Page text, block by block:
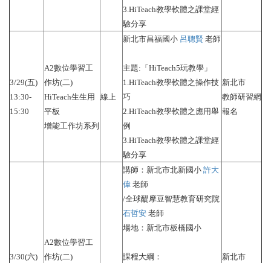
3.HiTeach教學軟體之課堂經
驗分享
3/29(五)
13:30-
15:30
A2數位學習工
作坊(二)
HiTeach生生用
平板
增能工作坊系列
線上
新北市昌福國小 呂聰賢 老師
主題:「HiTeach5玩教學」
1.HiTeach教學軟體之操作技
巧
2.HiTeach教學軟體之應用舉
例
3.HiTeach教學軟體之課堂經
驗分享
新北市
教師研習網
報名
3/30(六)
A2數位學習工
作坊(二)
講師：新北市北新國小 許大
偉 老師
/全球醍摩豆智慧教育研究院
石哲安 老師
場地：新北市板橋國小
課程大綱：
新北市